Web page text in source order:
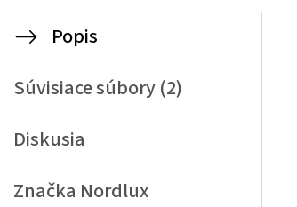
Popis
Súvisiace súbory (2)
Diskusia
Značka Nordlux